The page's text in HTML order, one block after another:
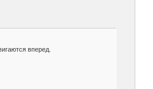
вперед.